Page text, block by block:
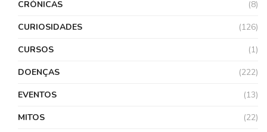
CRÓNICAS
(8)
CURIOSIDADES
(126)
CURSOS
(1)
DOENÇAS
(222)
EVENTOS
(13)
MITOS
(22)